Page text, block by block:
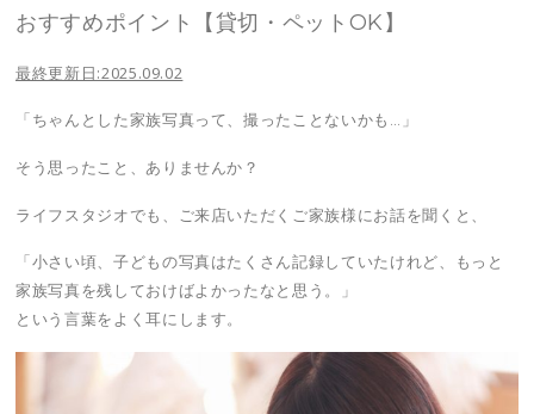
おすすめポイント【貸切・ペットOK】
最終更新日:2025.09.02
「ちゃんとした家族写真って、撮ったことないかも…」
そう思ったこと、ありませんか？
ライフスタジオでも、ご来店いただくご家族様にお話を聞くと、
「小さい頃、子どもの写真はたくさん記録していたけれど、もっと
家族写真を残しておけばよかったなと思う。」
という言葉をよく耳にします。